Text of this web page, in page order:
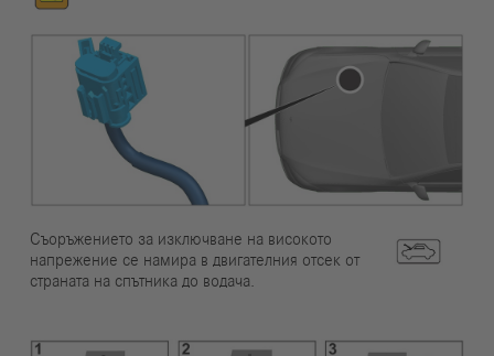
Съоръжението за изключване на високото
напрежение се намира в двигателния отсек от
страната на спътника до водача.